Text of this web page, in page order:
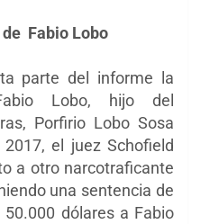
Fabio Lobo
parte del informe la
Lobo, hijo del
Porfirio Lobo Sosa
el juez Schofield
a otro narcotraficante
una sentencia de
dólares a Fabio